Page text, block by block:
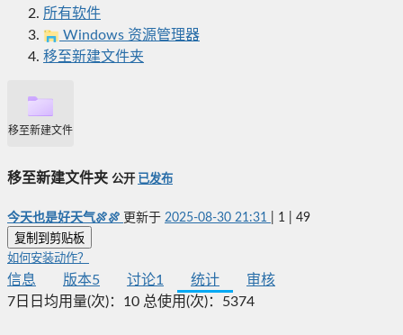
所有软件
Windows 资源管理器
移至新建文件夹
移至新建文件夹
移至新建文件夹 公开 已发布
今天也是好天气🍖🍖 更新于 2025-08-30 21:31 1 49
复制到剪贴板
如何安装动作？
信息 版本5 讨论1 统计
审核
7日日均用量(次)： 10 总使用(次)： 5374